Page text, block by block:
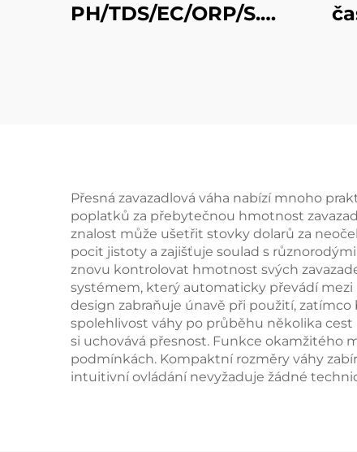
PH/TDS/EC/ORP/S.G./
Přesná zavazadlová váha nabízí mnoho
poplatků za přebytečnou hmotnost
znalost může ušetřit stovky dolarů za
pocit jistoty a zajišťuje soulad s
znovu kontrolovat hmotnost svých
systémem, který automaticky převádí mezi
design zabraňuje únavě při použití,
spolehlivost váhy po průběhu několika
si uchovává přesnost. Funkce okamžitého
podmínkách. Kompaktní rozměry váhy
intuitivní ovládání nevyžaduje žádné